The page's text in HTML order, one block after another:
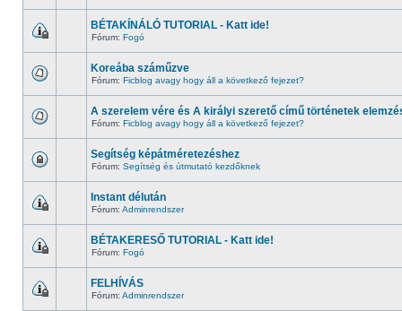
BÉTAKÍNÁLÓ TUTORIAL - Katt ide!
Fórum: Fogó
Koreába száműzve
Fórum: Ficblog avagy hogy áll a következő fejezet?
A szerelem vére és A királyi szerető című történetek
Fórum: Ficblog avagy hogy áll a következő fejezet?
Segítség képátméretezéshez
Fórum: Segítség és útmutató kezdőknek
Instant délután
Fórum: Adminrendszer
BÉTAKERESŐ TUTORIAL - Katt ide!
Fórum: Fogó
FELHÍVÁS
Fórum: Adminrendszer